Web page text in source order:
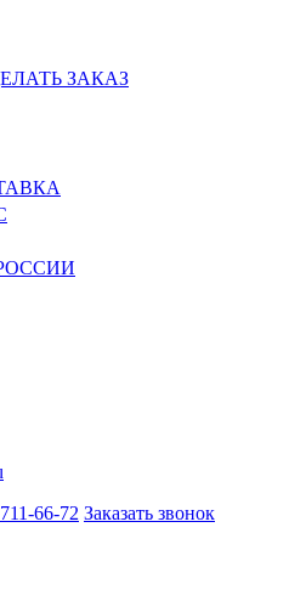
ЗАКАЗ
66-72 Заказать звонок